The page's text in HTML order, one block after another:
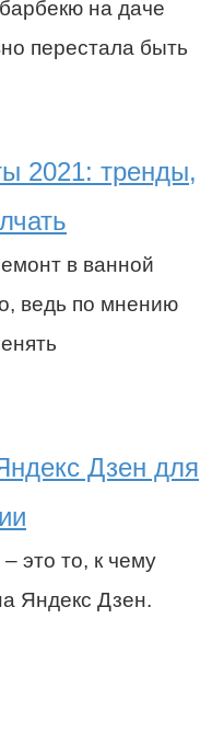
на даче
перестала быть
2021: тренды,
в ванной
ведь по мнению
Дзен для
это то, к чему
Яндекс Дзен.